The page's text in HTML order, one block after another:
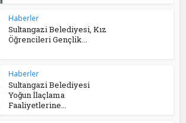
Haberler
Sultangazi Belediyesi, Kız
Öğrencileri Gençlik...
Haberler
Sultangazi Belediyesi
Yoğun İlaçlama
Faaliyetlerine...